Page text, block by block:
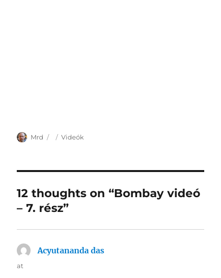
Author
Mrd
Posted
Categories
Videók
12 thoughts on “Bombay videó
– 7. rész”
Acyutananda das
at